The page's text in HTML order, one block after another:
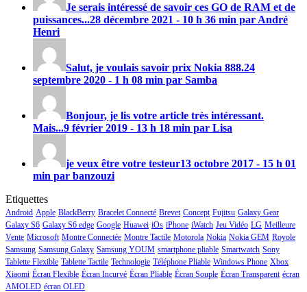
Je serais intéressé de savoir ces GO de RAM et de
puissances...28 décembre 2021 - 10 h 36 min par André
Henri
Salut, je voulais savoir prix Nokia 888.24
septembre 2020 - 1 h 08 min par Samba
Bonjour, je lis votre article très intéressant.
Mais...9 février 2019 - 13 h 18 min par Lisa
je veux être votre testeur13 octobre 2017 - 15 h 01
min par banzouzi
Etiquettes
Android Apple BlackBerry Bracelet Connecté Brevet Concept Fujitsu Galaxy Gear
Galaxy S6 Galaxy S6 edge Google Huawei iOs iPhone iWatch Jeu Vidéo LG Meilleure
Vente Microsoft Montre Connectée Montre Tactile Motorola Nokia Nokia GEM Royole
Samsung Samsung Galaxy Samsung YOUM smartphone pliable Smartwatch Sony
Tablette Flexible Tablette Tactile Technologie Téléphone Pliable Windows Phone Xbox
Xiaomi Écran Flexible Écran Incurvé Écran Pliable Écran Souple Écran Transparent écran
AMOLED écran OLED